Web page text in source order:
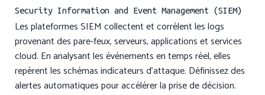
Security Information and Event Management (SIEM)
Les plateformes SIEM collectent et corrèlent les logs
provenant des pare-feux, serveurs, applications et services
cloud. En analysant les événements en temps réel, elles
repèrent les schémas indicateurs d’attaque. Définissez des
alertes automatiques pour accélérer la prise de décision.